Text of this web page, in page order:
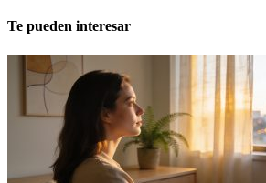
Te pueden interesar